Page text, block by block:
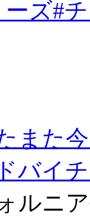
ーズ#
また
バイ
ルニ